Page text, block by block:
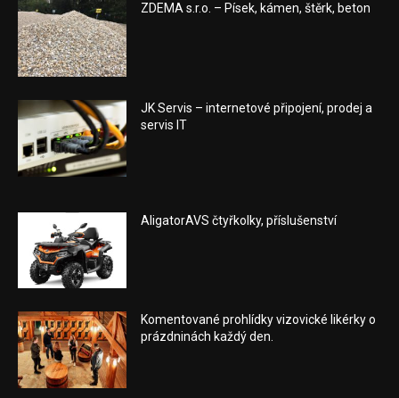
ZDEMA s.r.o. – Písek, kámen, štěrk, beton
JK Servis – internetové připojení, prodej a
servis IT
AligatorAVS čtyřkolky, příslušenství
Komentované prohlídky vizovické likérky o
prázdninách každý den.